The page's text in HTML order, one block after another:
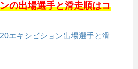
の出場選手と滑走順はコ
エキシビション出場選手と滑